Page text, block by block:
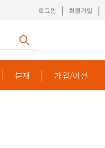
로그인 | 회원가입 |
분재 개업/이전